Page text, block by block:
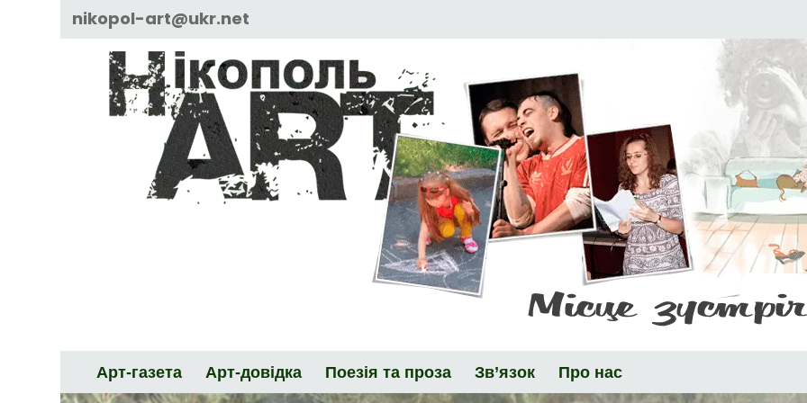
nikopol-art@ukr.net
Арт-газета Арт-довідка Поезія та проза Зв’язок Про нас